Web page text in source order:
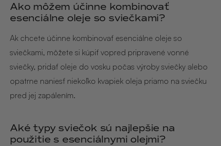
Ako môžem účinne kombinovať
esenciálne oleje so sviečkami?
Ak chcete účinne kombinovať esenciálne oleje so
sviečkami, môžete si kúpiť vopred pripravené vonné
sviečky, pridať oleje do vosku počas výroby sviečky alebo
opatrne naniesť niekoľko kvapiek oleja priamo na sviečku
pred jej zapálením.
Aké typy sviečok sú najlepšie na
použitie s esenciálnymi olejmi?